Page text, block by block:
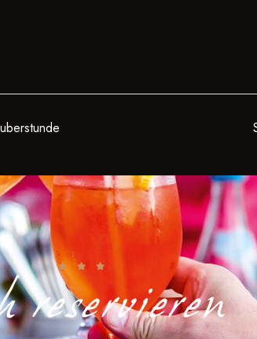
reservieren